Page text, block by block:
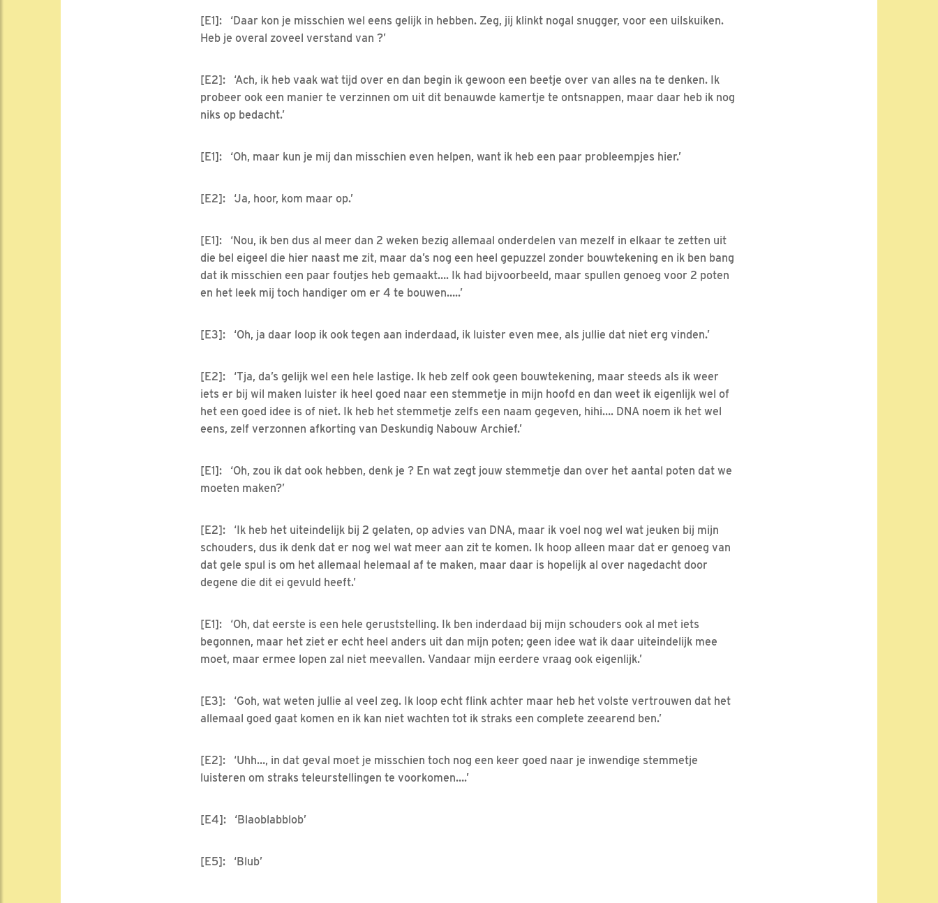
[E1]: ‘Daar kon je misschien wel eens gelijk in hebben. Zeg, jij klinkt nogal snugger, voor een uilskuiken.
Heb je overal zoveel verstand van ?’
[E2]: ‘Ach, ik heb vaak wat tijd over en dan begin ik gewoon een beetje over van alles na te denken. Ik
probeer ook een manier te verzinnen om uit dit benauwde kamertje te ontsnappen, maar daar heb ik nog
niks op bedacht.’
[E1]: ‘Oh, maar kun je mij dan misschien even helpen, want ik heb een paar probleempjes hier.’
[E2]: ‘Ja, hoor, kom maar op.’
[E1]: ‘Nou, ik ben dus al meer dan 2 weken bezig allemaal onderdelen van mezelf in elkaar te zetten uit
die bel eigeel die hier naast me zit, maar da’s nog een heel gepuzzel zonder bouwtekening en ik ben bang
dat ik misschien een paar foutjes heb gemaakt…. Ik had bijvoorbeeld, maar spullen genoeg voor 2 poten
en het leek mij toch handiger om er 4 te bouwen…..’
[E3]: ‘Oh, ja daar loop ik ook tegen aan inderdaad, ik luister even mee, als jullie dat niet erg vinden.’
[E2]: ‘Tja, da’s gelijk wel een hele lastige. Ik heb zelf ook geen bouwtekening, maar steeds als ik weer
iets er bij wil maken luister ik heel goed naar een stemmetje in mijn hoofd en dan weet ik eigenlijk wel of
het een goed idee is of niet. Ik heb het stemmetje zelfs een naam gegeven, hihi…. DNA noem ik het wel
eens, zelf verzonnen afkorting van Deskundig Nabouw Archief.’
[E1]: ‘Oh, zou ik dat ook hebben, denk je ? En wat zegt jouw stemmetje dan over het aantal poten dat we
moeten maken?’
[E2]: ‘Ik heb het uiteindelijk bij 2 gelaten, op advies van DNA, maar ik voel nog wel wat jeuken bij mijn
schouders, dus ik denk dat er nog wel wat meer aan zit te komen. Ik hoop alleen maar dat er genoeg van
dat gele spul is om het allemaal helemaal af te maken, maar daar is hopelijk al over nagedacht door
degene die dit ei gevuld heeft.’
[E1]: ‘Oh, dat eerste is een hele geruststelling. Ik ben inderdaad bij mijn schouders ook al met iets
begonnen, maar het ziet er echt heel anders uit dan mijn poten; geen idee wat ik daar uiteindelijk mee
moet, maar ermee lopen zal niet meevallen. Vandaar mijn eerdere vraag ook eigenlijk.’
[E3]: ‘Goh, wat weten jullie al veel zeg. Ik loop echt flink achter maar heb het volste vertrouwen dat het
allemaal goed gaat komen en ik kan niet wachten tot ik straks een complete zeearend ben.’
[E2]: ‘Uhh…, in dat geval moet je misschien toch nog een keer goed naar je inwendige stemmetje
luisteren om straks teleurstellingen te voorkomen….’
[E4]: ‘Blaoblabblob’
[E5]: ‘Blub’